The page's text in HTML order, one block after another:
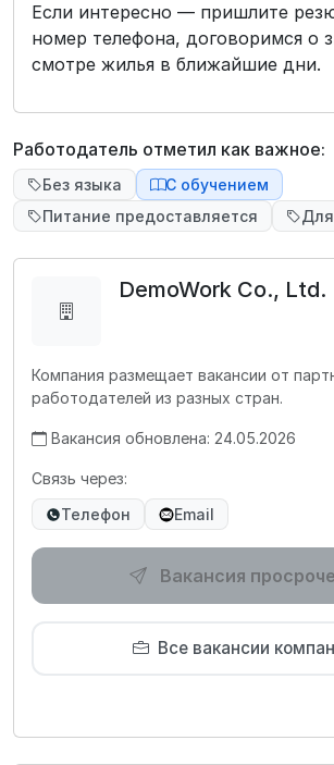
Если интересно — пришлите
номер телефона, договоримся о
смотре жилья в ближайшие дни.
Работодатель отметил как важное:
Без языка
С обучением
Питание предоставляется
DemoWork Co., Ltd.
Компания размещает вакансии от
работодателей из разных стран.
Вакансия обновлена: 24.05.2026
Связь через:
Телефон
Email
Вакансия
Все вакансии